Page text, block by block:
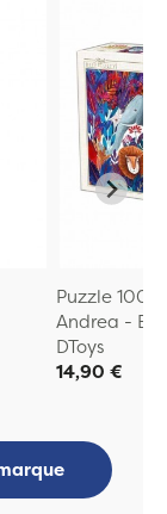
Puzzle
Andrea - El...
DToys
14,90 €